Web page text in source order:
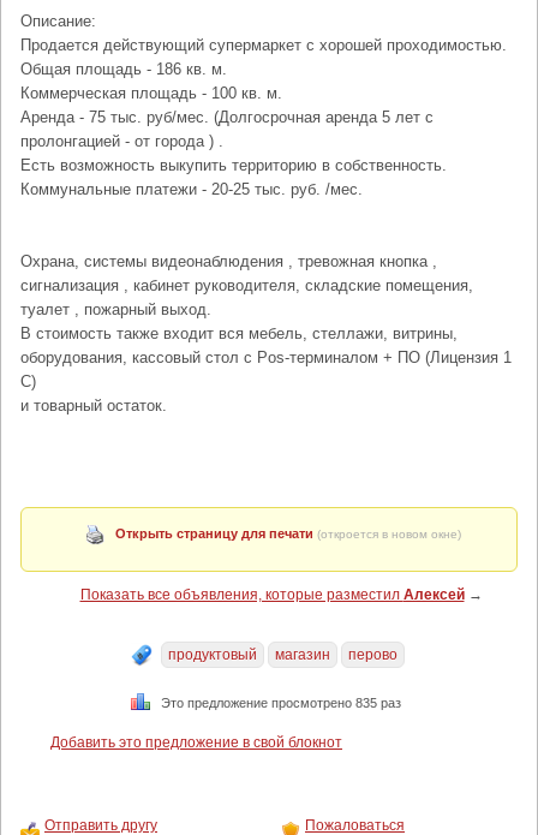
Описание:
Продается действующий супермаркет с хорошей проходимостью.
Общая площадь - 186 кв. м.
Коммерческая площадь - 100 кв. м.
Аренда - 75 тыс. руб/мес. (Долгосрочная аренда 5 лет с
пролонгацией - от города ) .
Есть возможность выкупить территорию в собственность.
Коммунальные платежи - 20-25 тыс. руб. /мес.
Охрана, системы видеонаблюдения , тревожная кнопка ,
сигнализация , кабинет руководителя, складские помещения,
туалет , пожарный выход.
В стоимость также входит вся мебель, стеллажи, витрины,
оборудования, кассовый стол с Pos-терминалом + ПО (Лицензия 1
С)
и товарный остаток.
Открыть страницу для печати (откроется в новом окне)
Показать все объявления, которые разместил Алексей→
продуктовый магазин перово
Это предложение просмотрено 835 раз
Добавить это предложение в свой блокнот
Отправить другу Пожаловаться